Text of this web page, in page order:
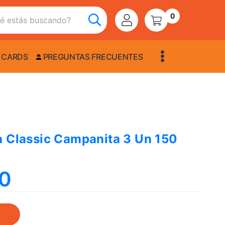
0
PREGUNTAS FRECUENTES
Classic Campanita 3 Un 150